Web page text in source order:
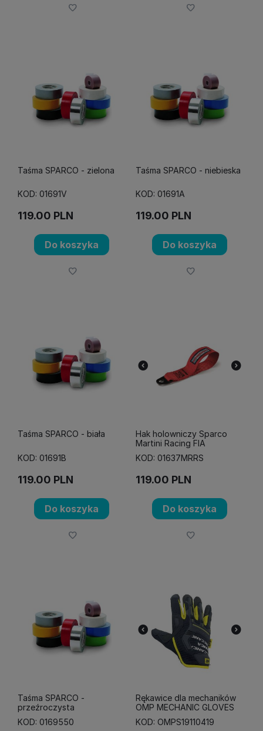
Taśma SPARCO - zielona
KOD: 01691V
119.00 PLN
Do koszyka
Taśma SPARCO - niebieska
KOD: 01691A
119.00 PLN
Do koszyka
Taśma SPARCO - biała
KOD: 01691B
119.00 PLN
Do koszyka
Hak holowniczy Sparco
Martini Racing FIA
KOD: 01637MRRS
119.00 PLN
Do koszyka
Taśma SPARCO -
przeźroczysta
KOD: 0169550
Rękawice dla mechaników
OMP MECHANIC GLOVES
KOD: OMPS19110419